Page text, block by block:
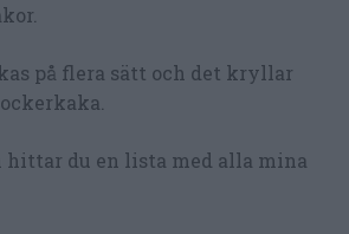
på flera sätt och det kryllar
hittar du en lista med alla mina